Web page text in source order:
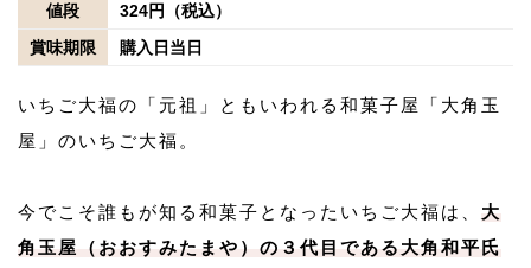
値段
324円（税込）
賞味期限
購入日当日
いちご大福の「元祖」ともいわれる和菓子屋「大角玉
屋」のいちご大福。
今でこそ誰もが知る和菓子となったいちご大福は、 大
角玉屋（おおすみたまや）の３代目である大角和平氏